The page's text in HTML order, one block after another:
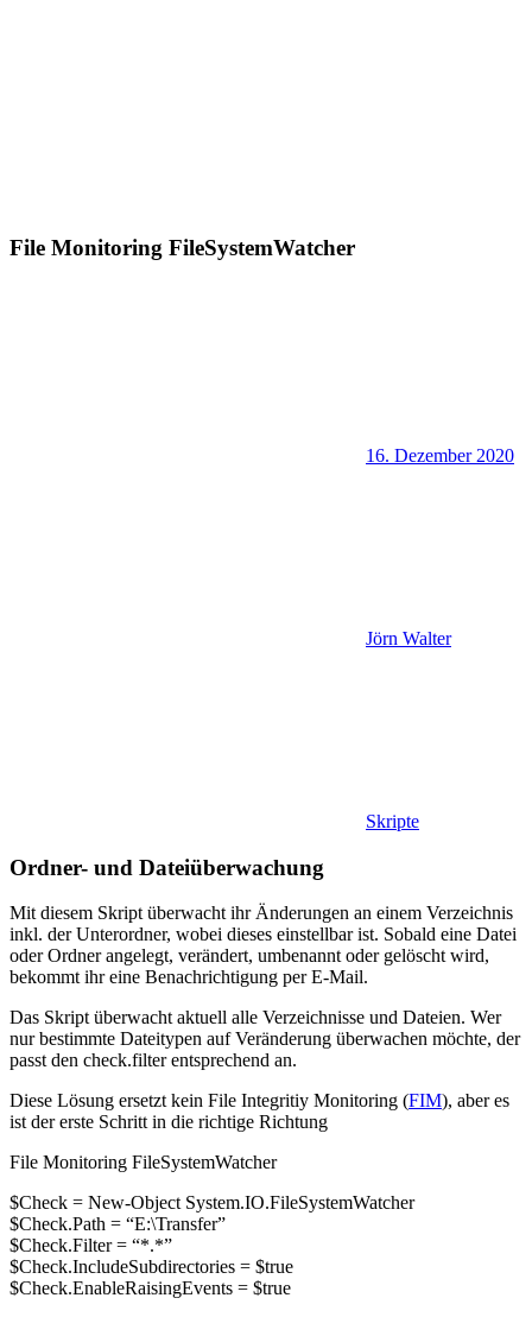
File Monitoring FileSystemWatcher
16. Dezember 2020
Jörn Walter
Skripte
Ordner- und Dateiüberwachung
Mit diesem Skript überwacht ihr Änderungen an einem Verzeichnis
inkl. der Unterordner, wobei dieses einstellbar ist. Sobald eine Datei
oder Ordner angelegt, verändert, umbenannt oder gelöscht wird,
bekommt ihr eine Benachrichtigung per E-Mail.
Das Skript überwacht aktuell alle Verzeichnisse und Dateien. Wer
nur bestimmte Dateitypen auf Veränderung überwachen möchte, der
passt den check.filter entsprechend an.
Diese Lösung ersetzt kein File Integritiy Monitoring (FIM), aber es
ist der erste Schritt in die richtige Richtung
File Monitoring FileSystemWatcher
$Check = New-Object System.IO.FileSystemWatcher
$Check.Path = “E:\Transfer”
$Check.Filter = “*.*”
$Check.IncludeSubdirectories = $true
$Check.EnableRaisingEvents = $true